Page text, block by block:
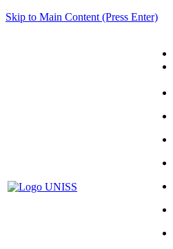
Skip to Main Content (Press Enter)